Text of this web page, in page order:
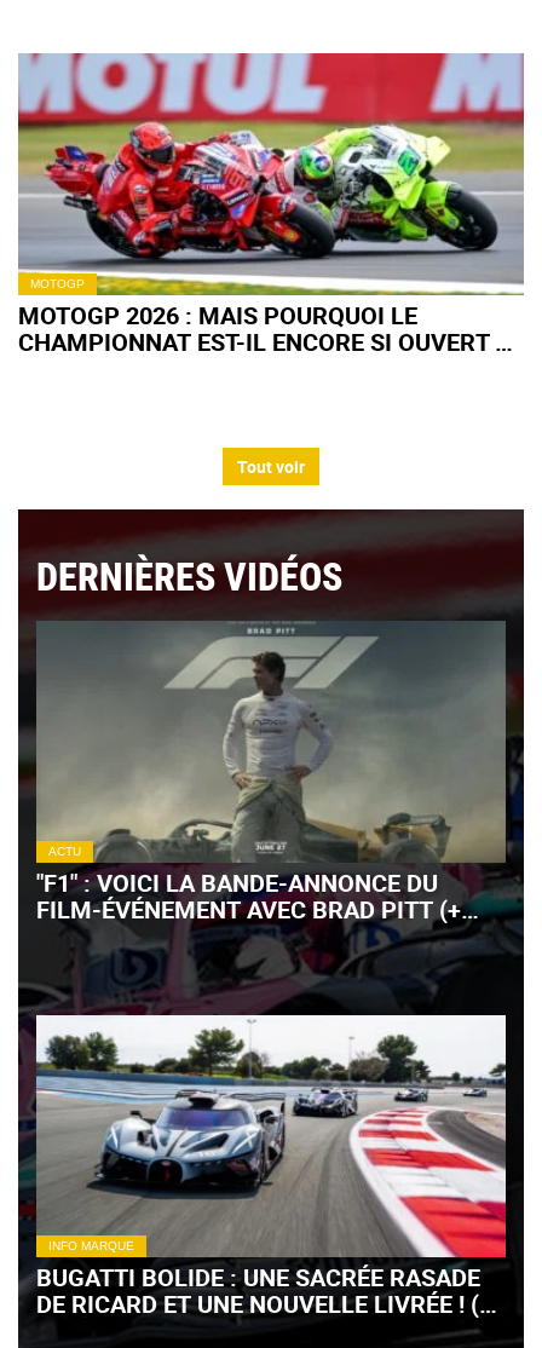
MOTOGP
MOTOGP 2026 : MAIS POURQUOI LE
CHAMPIONNAT EST-IL ENCORE SI OUVERT À
Tout voir
DERNIÈRES VIDÉOS
ACTU
"F1" : VOICI LA BANDE-ANNONCE DU
FILM-ÉVÉNEMENT AVEC BRAD PITT (+
VIDÉO)
INFO MARQUE
BUGATTI BOLIDE : UNE SACRÉE RASADE
DE RICARD ET UNE NOUVELLE LIVRÉE ! (+
VIDÉO)